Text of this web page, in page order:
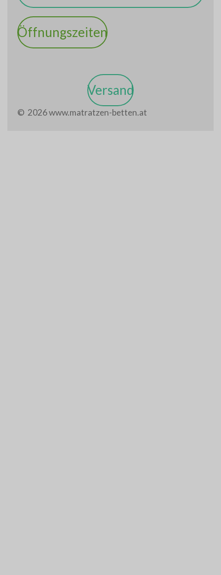
Öffnungszeiten
Versand
© 2026 www.matratzen-betten.at